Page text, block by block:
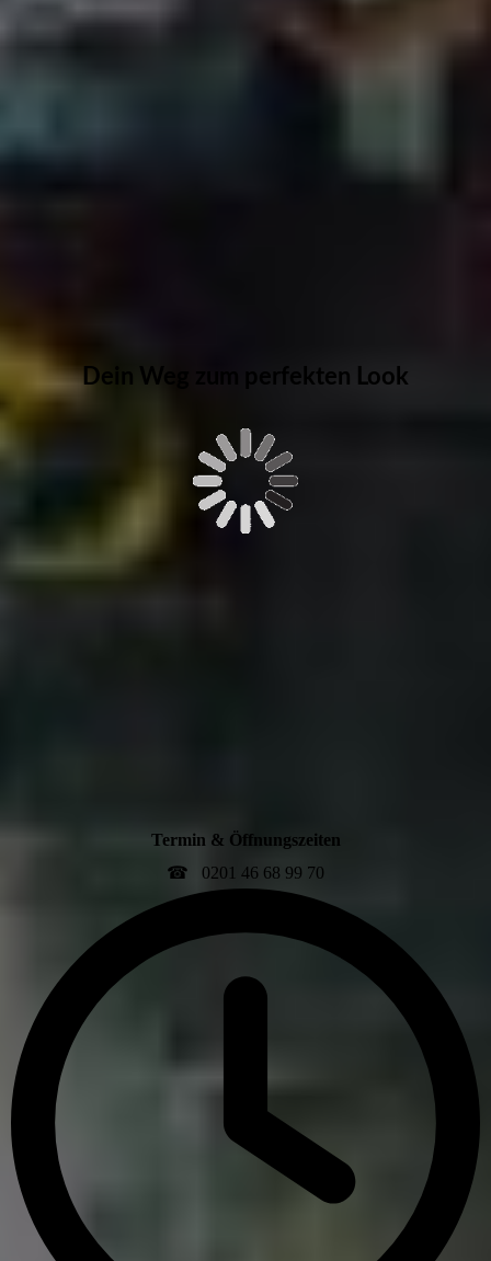
Dein Weg zum perfekten Look
Termin & Öffnungszeiten
☎ 0201 46 68 99 70